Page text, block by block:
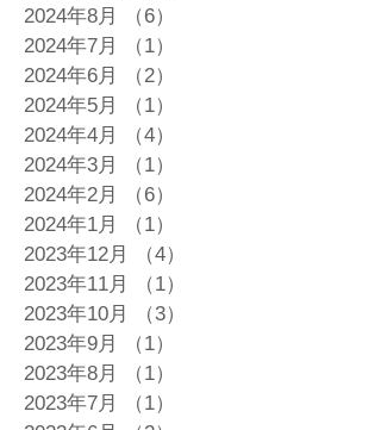
2024年8月
（6）
2024年7月
（1）
2024年6月
（2）
2024年5月
（1）
2024年4月
（4）
2024年3月
（1）
2024年2月
（6）
2024年1月
（1）
2023年12月
（4）
2023年11月
（1）
2023年10月
（3）
2023年9月
（1）
2023年8月
（1）
2023年7月
（1）